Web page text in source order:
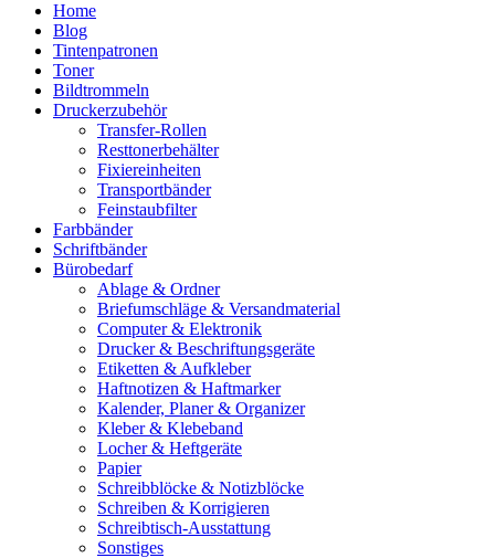
Home
Blog
Tintenpatronen
Toner
Bildtrommeln
Druckerzubehör
Transfer-Rollen
Resttonerbehälter
Fixiereinheiten
Transportbänder
Feinstaubfilter
Farbbänder
Schriftbänder
Bürobedarf
Ablage & Ordner
Briefumschläge & Versandmaterial
Computer & Elektronik
Drucker & Beschriftungsgeräte
Etiketten & Aufkleber
Haftnotizen & Haftmarker
Kalender, Planer & Organizer
Kleber & Klebeband
Locher & Heftgeräte
Papier
Schreibblöcke & Notizblöcke
Schreiben & Korrigieren
Schreibtisch-Ausstattung
Sonstiges